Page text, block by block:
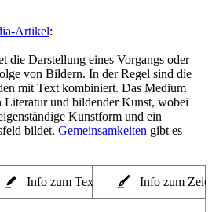
Artikel:
die Darstellung eines Vorgangs oder
von Bildern. In der Regel sind die
mit Text kombiniert. Das Medium
und bildender Kunst, wobei
Kunstform und ein
bildet. Gemeinsamkeiten gibt es
Info zum Texter Info zum